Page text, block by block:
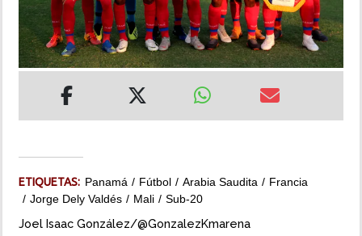
MULTIMEDIA
ETIQUETAS: Panamá Fútbol Arabia Saudita
Francia
Jorge Dely Valdés
Mali Sub-20
Joel Isaac González/@GonzalezKmarena